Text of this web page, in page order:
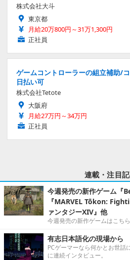
株式会社大斗
東京都
月給20万800円～31万1,300円
正社員
ゲームコントローラーの組立補助/
日払い可
株式会社Tetote
大阪府
月給27万円～34万円
正社員
連載・注目
今週発売の新作ゲーム『
『MARVEL Tōkon:
ァンタジーXIV』他
今週発売の新作ゲームはこちら
有志日本語化の現場から
PCゲーマーなら何かとお世話
に連続インタビュー。